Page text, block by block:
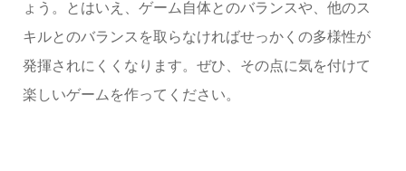
ょう。とはいえ、ゲーム自体とのバランスや、他のス
キルとのバランスを取らなければせっかくの多様性が
発揮されにくくなります。ぜひ、その点に気を付けて
楽しいゲームを作ってください。